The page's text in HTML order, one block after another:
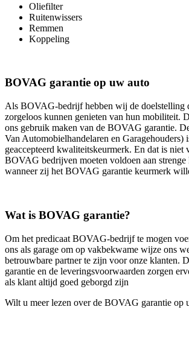
Oliefilter
Ruitenwissers
Remmen
Koppeling
BOVAG garantie op uw auto
Als BOVAG-bedrijf hebben wij de doelstelling
zorgeloos kunnen genieten van hun mobiliteit.
ons gebruik maken van de BOVAG garantie.
Van Automobielhandelaren en Garagehouders)
geaccepteerd kwaliteitskeurmerk. En dat is niet
BOVAG bedrijven moeten voldoen aan strenge
wanneer zij het BOVAG garantie keurmerk
Wat is BOVAG garantie?
Om het predicaat BOVAG-bedrijf te mogen
ons als garage om op vakbekwame wijze ons
betrouwbare partner te zijn voor onze klanten.
garantie en de leveringsvoorwaarden zorgen
als klant altijd goed geborgd zijn
Wilt u meer lezen over de BOVAG garantie op